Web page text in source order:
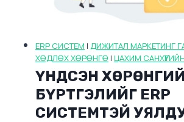
ERP СИСТЕМ | ДИЖИТАЛ МАРКЕТИНГ
ХӨДЛӨХ ХӨРӨНГӨ | ЦАХИМ
ҮНДСЭН
БҮРТГЭЛИЙГ ERP
СИСТЕМТЭЙ